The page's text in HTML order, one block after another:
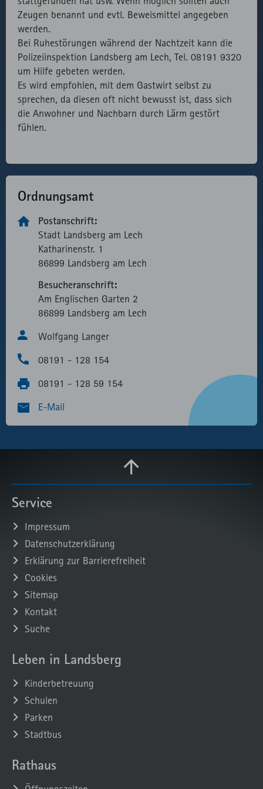
Zeugen benannt und evtl. Beweismittel angegeben
werden.
Bei Ruhestörungen während der Nachtzeit kann die
Polizeiinspektion Landsberg am Lech, Tel. 08191 9320
um Hilfe gebeten werden.
Es wird empfohlen, mit dem Gastwirt selbst zu
sprechen, da diesen oft nicht bewusst ist, dass sich
die Anwohner und Nachbarn durch Lärm gestört
fühlen.
Ordnungsamt
Postanschrift:
Stadt Landsberg am Lech
Katharinen­­str. 1
86899 Landsberg am Lech
Besucheranschrift:
Am Englischen Garten 2
86899 Landsberg am Lech
Wolfgang Langer
08191 - 128 154
08191 - 128 59 154
E-Mail
Service
Impressum
Datenschutzerklärung
Erklärung zur Barrierefreiheit
Cookies
Sitemap
Kontakt
Suche
Leben in Landsberg
Kinderbetreuung
Schulen
Parken
Stadtbus
Rathaus
Verwendung
des lokal
Fonts.